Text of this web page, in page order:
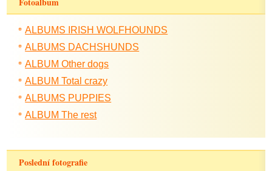
ALBUMS IRISH WOLFHOUNDS
ALBUMS DACHSHUNDS
ALBUM Other dogs
ALBUM Total crazy
ALBUMS PUPPIES
ALBUM The rest
Poslední fotografie